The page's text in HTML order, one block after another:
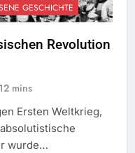
GESCHICHTE
Revolution
12 mins
Ersten Weltkrieg,
wurde…